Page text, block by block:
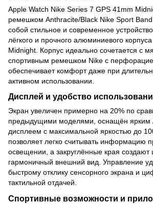
Apple Watch Nike Series 7 GPS 41mm
ремешком Anthracite/Black Nike Sport Band
собой стильное и современное
лёгкого и прочного алюминиевого
Midnight. Корпус идеально сочетается с
спортивным ремешком Nike с
обеспечивает комфорт даже при
активном использовании.
Дисплей и удобство
Экран увеличен примерно на 20% по
предыдущими моделями, оснащён ярким
дисплеем с максимальной яркостью до
позволяет легко считывать информацию
освещении, а закруглённые края создают
гармоничный внешний вид. Управление
быстрому отклику сенсорного экрана и
тактильной отдачей.
Спортивные возможности и